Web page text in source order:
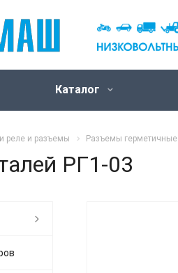
Каталог
реле и разъемы Разъемы герметичные
РГ1-03